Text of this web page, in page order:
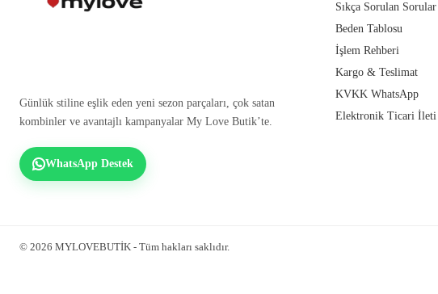
Günlük stiline eşlik eden yeni sezon parçaları, çok satan
kombinler ve avantajlı kampanyalar My Love Butik’te.
WhatsApp Destek
Sıkça Sorulan Sorular
Beden Tablosu
İşlem Rehberi
Kargo & Teslimat
KVKK WhatsApp
Elektronik Ticari İleti
© 2026 MYLOVEBUTİK - Tüm hakları saklıdır.